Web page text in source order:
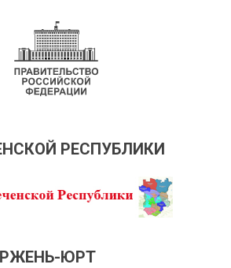
РЕСПУБЛИКИ
ЮРТ